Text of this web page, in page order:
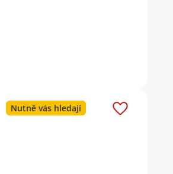
Nutně vás hledají